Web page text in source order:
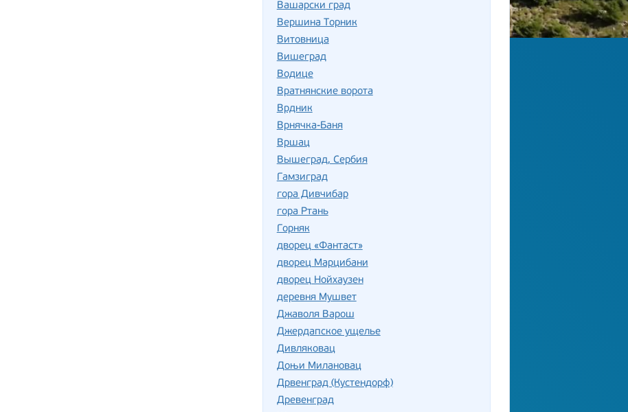
Вашарски град
Вершина Торник
Витовница
Вишеград
Водице
Вратнянские ворота
Врдник
Врнячка-Баня
Вршац
Вышеград, Сербия
Гамзиград
гора Дивчибар
гора Ртань
Горняк
дворец «Фантаст»
дворец Марцибани
дворец Нойхаузен
деревня Мушвет
Джаволя Варош
Джердапское ущелье
Дивляковац
Доњи Милановац
Дрвенград (Кустендорф)
Древенград